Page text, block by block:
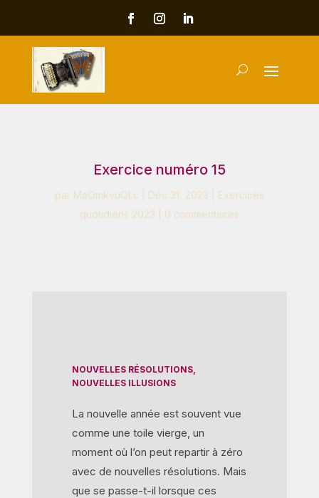
Exercice numéro 15
par MaOmkvuQLc Déc 31, 2023
Exercices
quotidiens 2023
0 commentaires
NOUVELLES RÉSOLUTIONS,
NOUVELLES ILLUSIONS
La nouvelle année est souvent vue
comme une toile vierge, un
moment où l’on peut repartir à zéro
avec de nouvelles résolutions. Mais
que se passe-t-il lorsque ces